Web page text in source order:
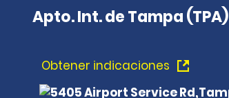
Apto. Int. de Tampa (TPA)
Obtener indicaciones